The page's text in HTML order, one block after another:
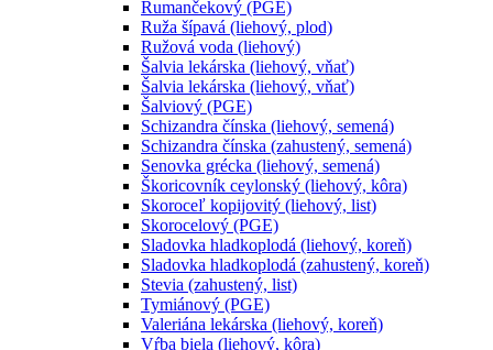
Rumančekový (PGE)
Ruža šípavá (liehový, plod)
Ružová voda (liehový)
Šalvia lekárska (liehový, vňať)
Šalvia lekárska (liehový, vňať)
Šalviový (PGE)
Schizandra čínska (liehový, semená)
Schizandra čínska (zahustený, semená)
Senovka grécka (liehový, semená)
Škoricovník ceylonský (liehový, kôra)
Skoroceľ kopijovitý (liehový, list)
Skorocelový (PGE)
Sladovka hladkoplodá (liehový, koreň)
Sladovka hladkoplodá (zahustený, koreň)
Stevia (zahustený, list)
Tymiánový (PGE)
Valeriána lekárska (liehový, koreň)
Vŕba biela (liehový, kôra)